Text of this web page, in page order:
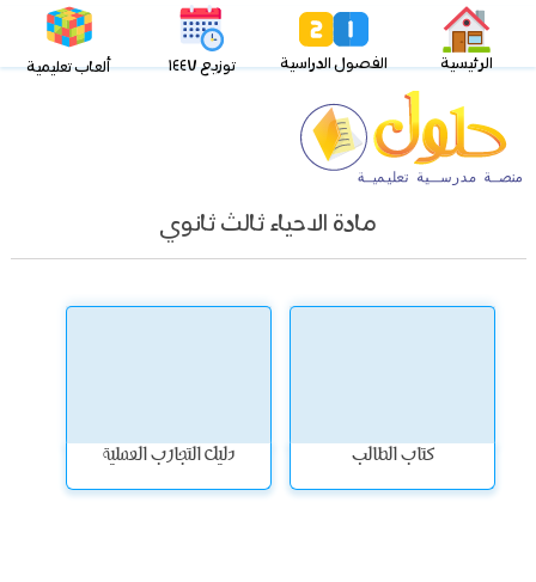
الرئيسية الفصول الدراسية توزيع ١٤٤٧ ألعاب تعليمية
مادة الاحياء ثالث ثانوي
كتاب الطالب دليل التجارب العملية